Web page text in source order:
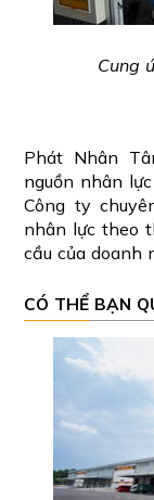
Cung
Phát Nhân
nguồn nhân
Công ty
nhân lực theo
cầu của doanh
CÓ THỂ BẠN